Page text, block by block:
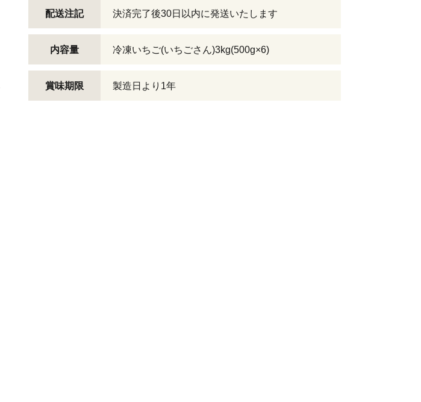
配送注記 決済完了後30日以内に発送いたします
内容量 冷凍いちご(いちごさん)3kg(500g×6)
賞味期限 製造日より1年